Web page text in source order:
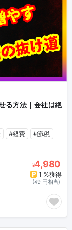
る方法｜会社は絶
#経費
#節税
¥4,980
1 %獲得
(49 円相当)